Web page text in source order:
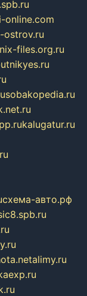
online.com
ostrov.ru
nix-files.org.ru
sobakopedia.ru
kalugatur.ru
схема-авто.рф
alimy.ru